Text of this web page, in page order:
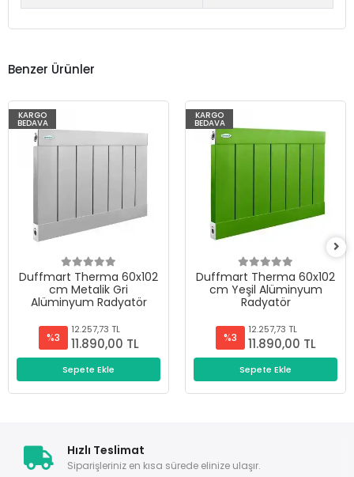
Benzer Ürünler
KARGO
BEDAVA
Duffmart Therma 60x102
cm Metalik Gri
Alüminyum Radyatör
%3
12.257,73 TL
11.890,00 TL
Sepete Ekle
KARGO
BEDAVA
Duffmart Therma 60x102
cm Yeşil Alüminyum
Radyatör
%3
12.257,73 TL
11.890,00 TL
Sepete Ekle
Hızlı Teslimat
Siparişleriniz en kısa sürede elinize ulaşır.